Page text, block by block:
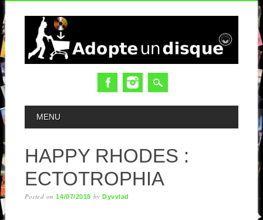
MAIN MENU
MENU
HAPPY RHODES :
ECTOTROPHIA
Posted on14/07/2018 byDyvvlad